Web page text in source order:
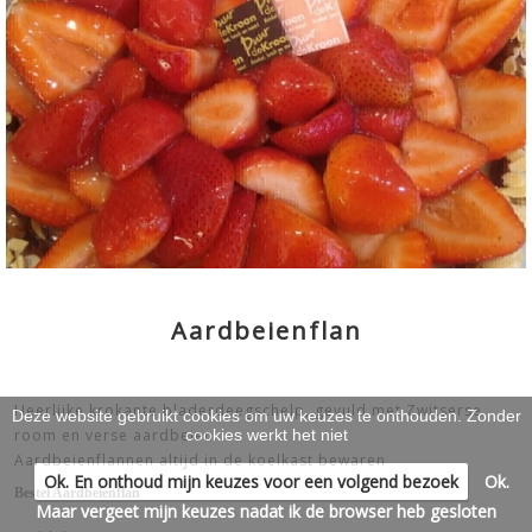
WARME GERECHTEN & KOUDE
SCHOTELS
>
WERKEN & LEREN >
Aardbeienflan
Heerlijke krokante bladerdeegschelp, gevuld met Zwitserse
room en verse aardbeien.
Aardbeienflannen altijd in de koelkast bewaren
Bestel Aardbeienflan
Deze website gebruikt cookies om uw keuzes te onthouden. Zonder
cookies werkt het niet
Ok. En onthoud mijn keuzes voor een volgend bezoek
Ok.
Maar vergeet mijn keuzes nadat ik de browser heb gesloten